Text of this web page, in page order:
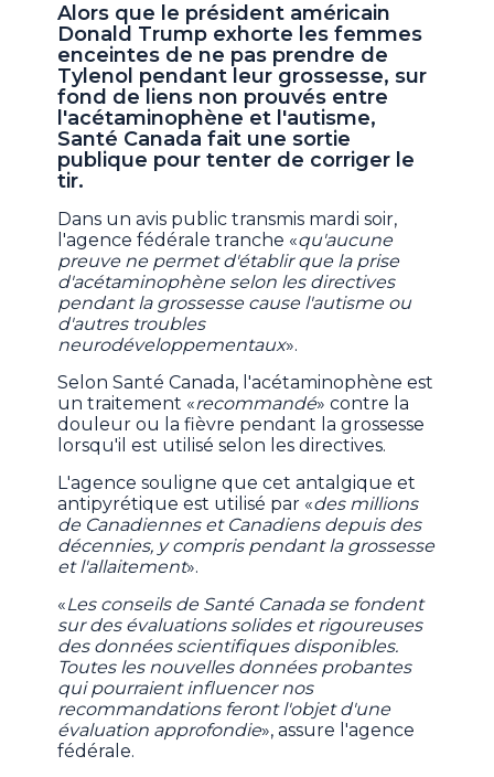
Alors que le président américain
Donald Trump exhorte les femmes
enceintes de ne pas prendre de
Tylenol pendant leur grossesse, sur
fond de liens non prouvés entre
l'acétaminophène et l'autisme,
Santé Canada fait une sortie
publique pour tenter de corriger le
tir.
Dans un avis public transmis mardi soir,
l'agence fédérale tranche «qu'aucune
preuve ne permet d'établir que la prise
d'acétaminophène selon les directives
pendant la grossesse cause l'autisme ou
d'autres troubles
neurodéveloppementaux».
Selon Santé Canada, l'acétaminophène est
un traitement «recommandé» contre la
douleur ou la fièvre pendant la grossesse
lorsqu'il est utilisé selon les directives.
L'agence souligne que cet antalgique et
antipyrétique est utilisé par «des millions
de Canadiennes et Canadiens depuis des
décennies, y compris pendant la grossesse
et l'allaitement».
«Les conseils de Santé Canada se fondent
sur des évaluations solides et rigoureuses
des données scientifiques disponibles.
Toutes les nouvelles données probantes
qui pourraient influencer nos
recommandations feront l'objet d'une
évaluation approfondie», assure l'agence
fédérale.